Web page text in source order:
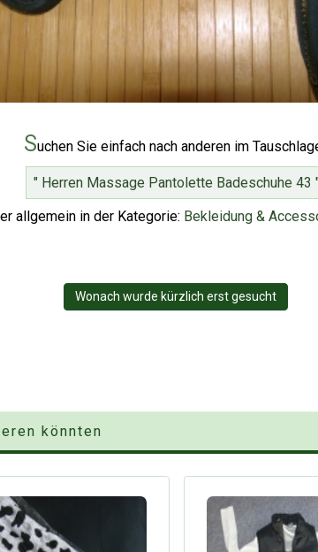
Suchen Sie einfach nach anderen im
" Herren Massage Pantolette Badeschuhe 43
allgemein in der Kategorie: Bekleidung &
Wonach wurde kürzlich erst gesucht
könnten